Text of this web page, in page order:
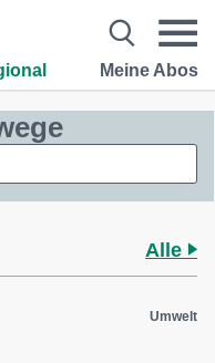
Meine Abos
Alle
Umwelt